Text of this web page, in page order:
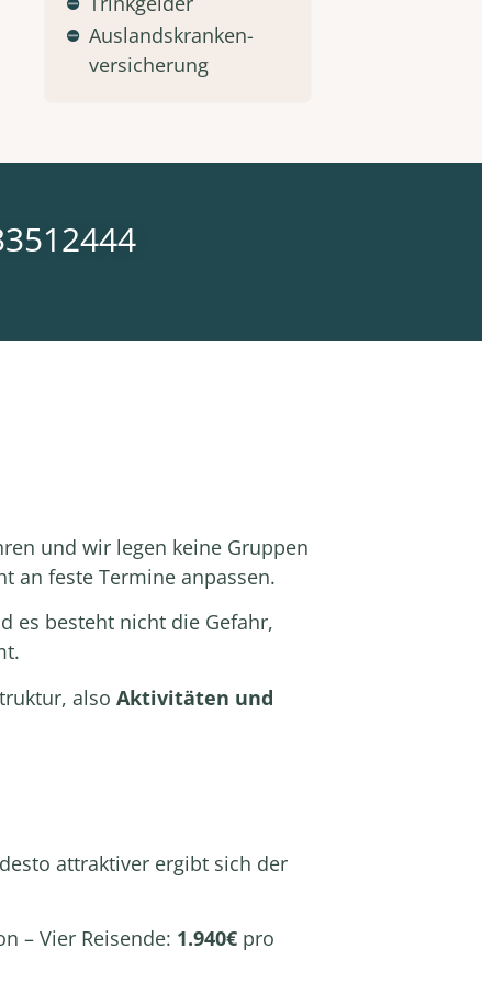
Auslandskranken-
versicherung
und wir legen keine Gruppen
an feste Termine anpassen.
es besteht nicht die Gefahr,
also Aktivitäten und
attraktiver ergibt sich der
– Vier Reisende: 1.940€ pro